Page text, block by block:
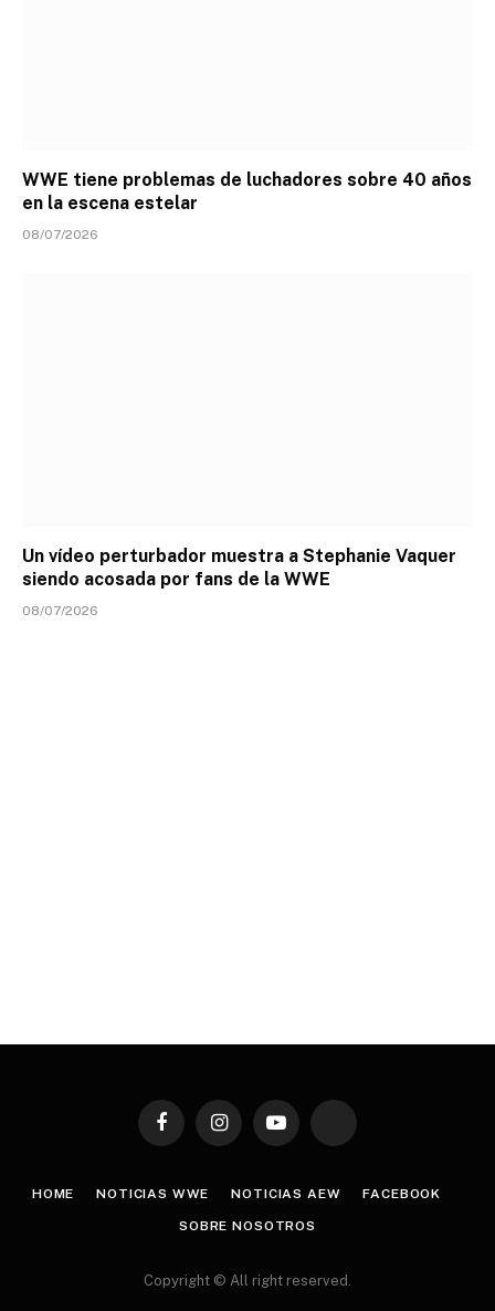
WWE tiene problemas de luchadores sobre 40 años
en la escena estelar
08/07/2026
Un vídeo perturbador muestra a Stephanie Vaquer
siendo acosada por fans de la WWE
08/07/2026
FacebookInstagramYouTube TikTok
HOME NOTICIAS WWE NOTICIAS AEW FACEBOOK
SOBRE NOSOTROS
Copyright © All right reserved.